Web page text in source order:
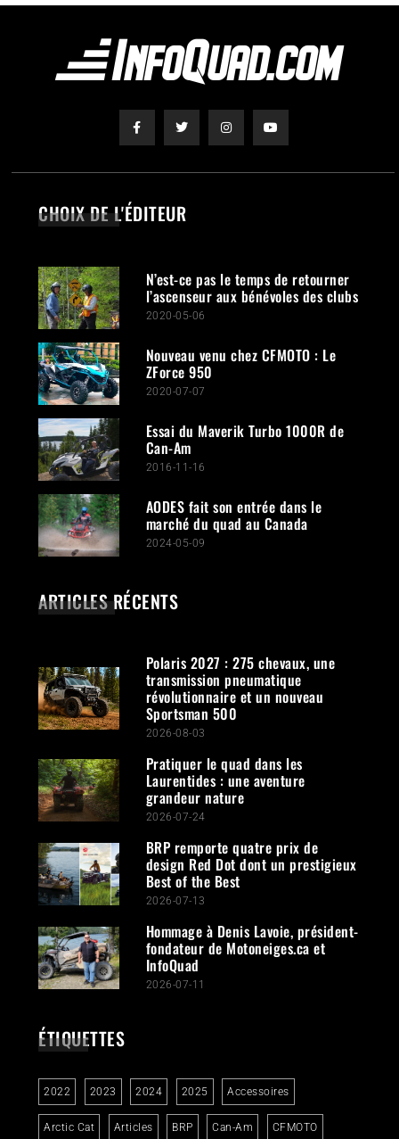
CHOIX DE L'ÉDITEUR
N’est-ce pas le temps de retourner
l’ascenseur aux bénévoles des clubs
2020-05-06
Nouveau venu chez CFMOTO : Le
ZForce 950
2020-07-07
Essai du Maverik Turbo 1000R de
Can-Am
2016-11-16
AODES fait son entrée dans le
marché du quad au Canada
2024-05-09
ARTICLES RÉCENTS
Polaris 2027 : 275 chevaux, une
transmission pneumatique
révolutionnaire et un nouveau
Sportsman 500
2026-08-03
Pratiquer le quad dans les
Laurentides : une aventure
grandeur nature
2026-07-24
BRP remporte quatre prix de
design Red Dot dont un prestigieux
Best of the Best
2026-07-13
Hommage à Denis Lavoie, président-
fondateur de Motoneiges.ca et
InfoQuad
2026-07-11
ÉTIQUETTES
2022 2023 2024 2025 Accessoires
Arctic Cat Articles BRP Can-Am CFMOTO